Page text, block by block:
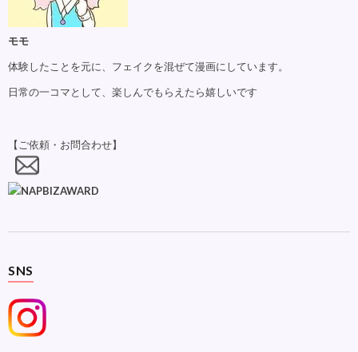
モモ
体験したことを元に、フェイクを混ぜて漫画にしています。
日常の一コマとして、楽しんでもらえたら嬉しいです
【ご依頼・お問合わせ】
SNS